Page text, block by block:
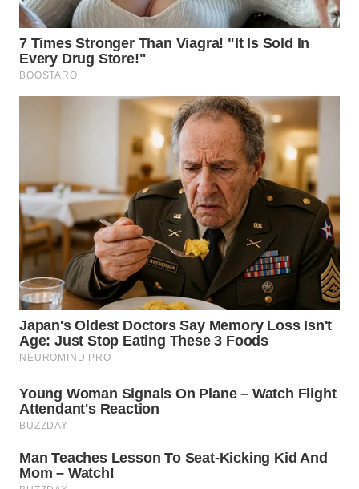
KARAWANG
WN
BEKASI
DEPOK
WN
TAPANULI
UTARA
WN
SAMOSIR
WN
LAWAS
SUMEDANG